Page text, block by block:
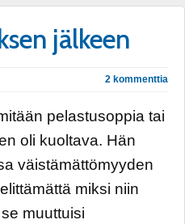
jälkeen
2 kommenttia
pelastusoppia tai
oli kuoltava. Hän
väistämättömyyden
miksi niin
muuttuisi